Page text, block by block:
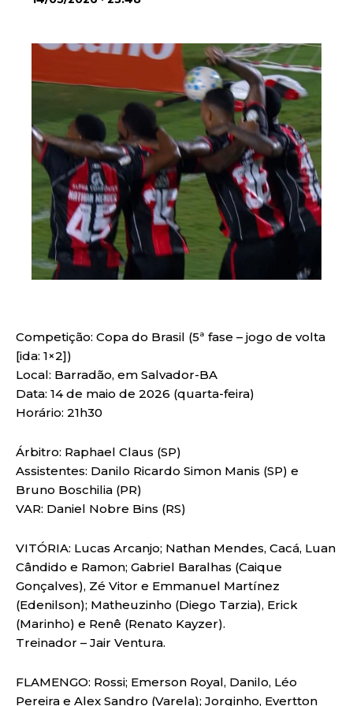
Competição: Copa do Brasil (5ª fase – jogo de volta
[ida: 1×2])
Local: Barradão, em Salvador-BA
Data: 14 de maio de 2026 (quarta-feira)
Horário: 21h30
Árbitro: Raphael Claus (SP)
Assistentes: Danilo Ricardo Simon Manis (SP) e
Bruno Boschilia (PR)
VAR: Daniel Nobre Bins (RS)
VITÓRIA: Lucas Arcanjo; Nathan Mendes, Cacá, Luan
Cândido e Ramon; Gabriel Baralhas (Caique
Gonçalves), Zé Vitor e Emmanuel Martínez
(Edenilson); Matheuzinho (Diego Tarzia), Erick
(Marinho) e Renê (Renato Kayzer).
Treinador – Jair Ventura.
FLAMENGO: Rossi; Emerson Royal, Danilo, Léo
Pereira e Alex Sandro (Varela); Jorginho, Evertton